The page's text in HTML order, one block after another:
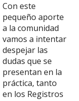
Con este
pequeño aporte
a la comunidad
vamos a intentar
despejar las
dudas que se
presentan en la
práctica, tanto
en los Registros